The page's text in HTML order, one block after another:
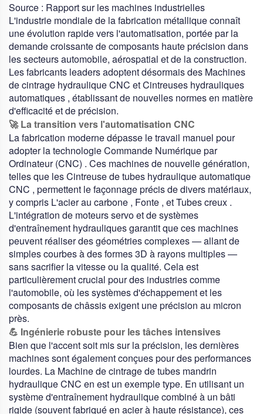
Source : Rapport sur les machines industrielles
L'industrie mondiale de la fabrication métallique connaît
une évolution rapide vers l'automatisation, portée par la
demande croissante de composants haute précision dans
les secteurs automobile, aérospatial et de la construction.
Les fabricants leaders adoptent désormais des Machines
de cintrage hydraulique CNC etCintreuses hydrauliques
automatiques , établissant de nouvelles normes en matière
d'efficacité et de précision.
🚀 La transition vers l'automatisation CNC
La fabrication moderne dépasse le travail manuel pour
adopter la technologieCommande Numérique par
Ordinateur (CNC) . Ces machines de nouvelle génération,
telles que lesCintreuse de tubes hydraulique automatique
CNC , permettent le façonnage précis de divers matériaux,
y compris L'acier au carbone , Fonte , etTubes creux .
L'intégration de moteurs servo et de systèmes
d'entraînement hydrauliques garantit que ces machines
peuvent réaliser des géométries complexes — allant de
simples courbes à des formes 3D à rayons multiples —
sans sacrifier la vitesse ou la qualité. Cela est
particulièrement crucial pour des industries comme
l'automobile, où les systèmes d'échappement et les
composants de châssis exigent une précision au micron
près.
💪 Ingénierie robuste pour les tâches intensives
Bien que l'accent soit mis sur la précision, les dernières
machines sont également conçues pour des performances
lourdes. La Machine de cintrage de tubes mandrin
hydraulique CNC en est un exemple type. En utilisant un
système d'entraînement hydraulique combiné à un bâti
rigide (souvent fabriqué en acier à haute résistance), ces